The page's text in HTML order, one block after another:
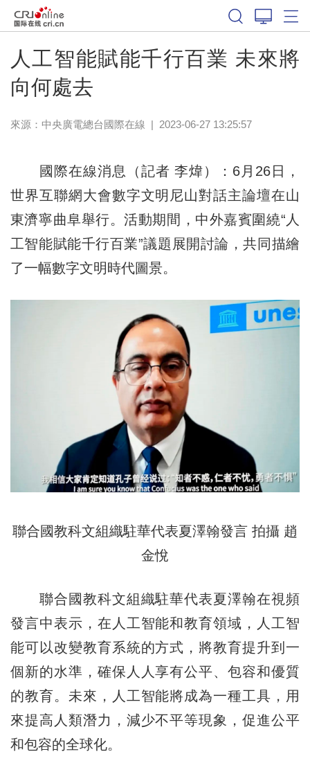
人工智能賦能千行百業 未來將
向何處去
來源：中央廣電總台國際在線 | 2023-06-27 13:25:57
國際在線消息（記者 李煒）：6月26日，
世界互聯網大會數字文明尼山對話主論壇在山
東濟寧曲阜舉行。活動期間，中外嘉賓圍繞“人
工智能賦能千行百業”議題展開討論，共同描繪
了一幅數字文明時代圖景。
聯合國教科文組織駐華代表夏澤翰發言 拍攝 趙
金悅
聯合國教科文組織駐華代表夏澤翰在視頻
發言中表示，在人工智能和教育領域，人工智
能可以改變教育系統的方式，將教育提升到一
個新的水準，確保人人享有公平、包容和優質
的教育。未來，人工智能將成為一種工具，用
來提高人類潛力，減少不平等現象，促進公平
和包容的全球化。